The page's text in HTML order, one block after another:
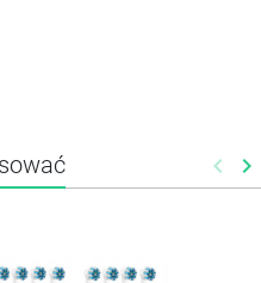
keyboard_arrow_left keyboard_arrow_right